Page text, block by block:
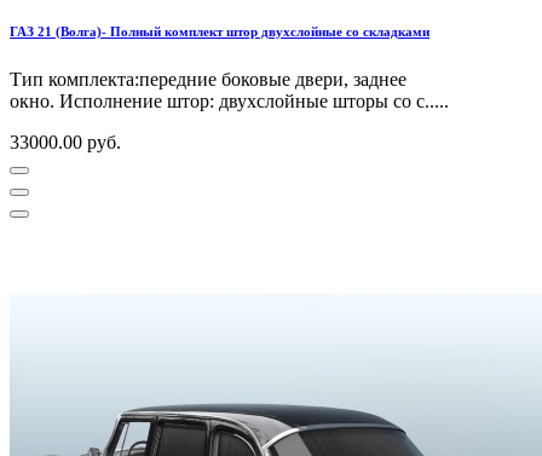
ГАЗ 21 (Волга)- Полный комплект штор двухслойные со складками
Тип комплекта:передние боковые двери, заднее
окно. Исполнение штор: двухслойные шторы со с.....
33000.00 руб.